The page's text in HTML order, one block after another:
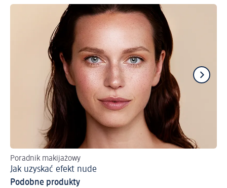
Poradnik makijażowy
Jak uzyskać efekt nude
Podobne produkty